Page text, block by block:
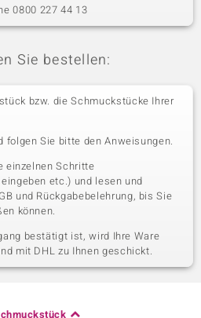
0800 227 44 13
Sie bestellen:
bzw. die Schmuckstücke Ihrer
folgen Sie bitte den Anweisungen.
einzelnen Schritte
etc.) und lesen und
und Rückgabebelehrung, bis Sie
können.
bestätigt ist, wird Ihre Ware
mit DHL zu Ihnen geschickt.